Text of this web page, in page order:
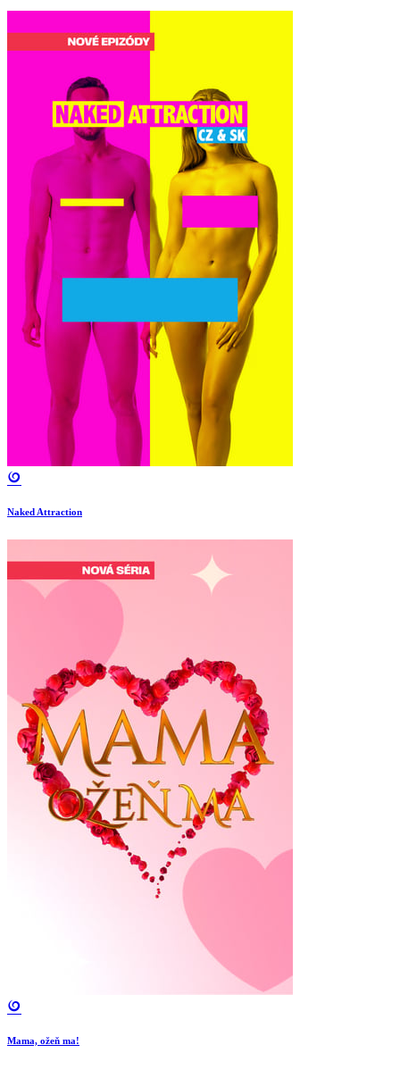
Naked Attraction
Mama, ožeň ma!